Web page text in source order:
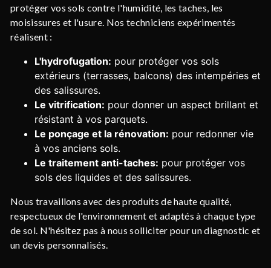
protéger vos sols contre l'humidité, les taches, les
moisissures et l'usure. Nos techniciens expérimentés
réalisent :
L'hydrofugation: pour protéger vos sols
extérieurs (terrasses, balcons) des intempéries et
des salissures.
Le vitrification: pour donner un aspect brillant et
résistant à vos parquets.
Le ponçage et la rénovation: pour redonner vie
à vos anciens sols.
Le traitement anti-taches: pour protéger vos
sols des liquides et des salissures.
Nous travaillons avec des produits de haute qualité,
respectueux de l'environnement et adaptés à chaque type
de sol. N'hésitez pas à nous solliciter pour un diagnostic et
un devis personnalisés.